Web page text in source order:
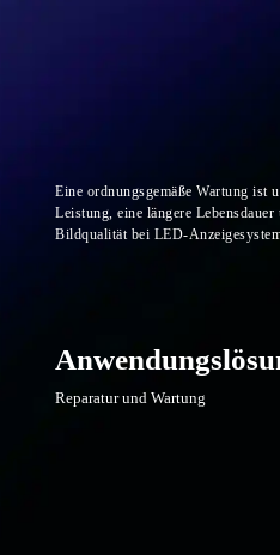
Eine ordnungsgemäße Wartung ist
Leistung, eine längere Lebensdauer
Bildqualität bei LED-
Reparatur und Wartung